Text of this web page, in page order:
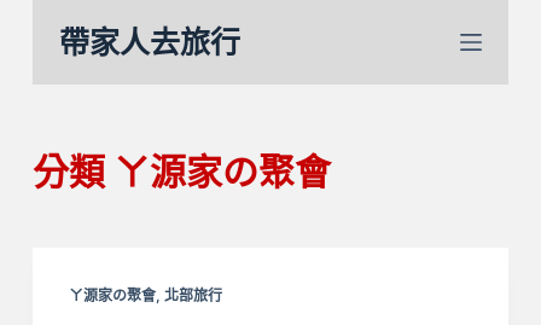
內
容
帶家人去旅行
分類ㄚ源家の聚會
ㄚ源家の聚會, 北部旅行